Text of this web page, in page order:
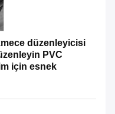
düzenleyicisi
PVC
için esnek